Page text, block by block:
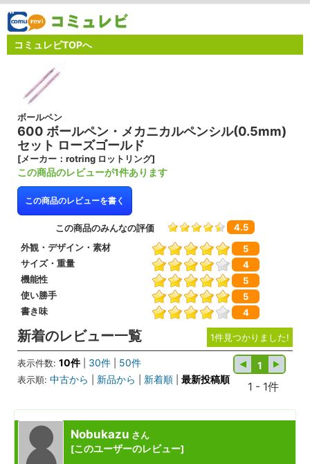
コミュレビTOPへ
ボールペン
600 ボールペン・メカニカルペンシル(0.5mm)
セット ローズゴールド
[メーカー：rotring ロットリング]
この商品のレビューが1件あります
この商品のレビューを書く
この商品のみんなの評価
4.5
外観・デザイン・素材
5
サイズ・重量
4
機能性
5
使い勝手
5
書き味
4
新着のレビュー一覧 1件見つかりました!
表示件数: 10件| 30件 50件
表示順: 中古から 新品から 新着順 最新投稿順
1
1 - 1件
Nobukazu さん
[このユーザーのレビュー]